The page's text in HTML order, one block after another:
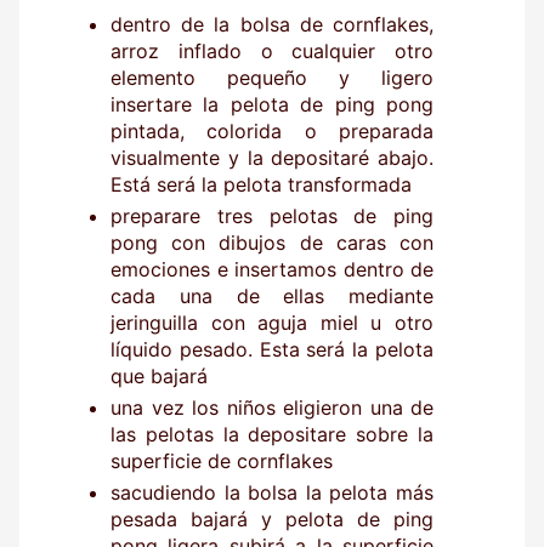
dentro de la bolsa de cornflakes,
arroz inflado o cualquier otro
elemento pequeño y ligero
insertare la pelota de ping pong
pintada, colorida o preparada
visualmente y la depositaré abajo.
Está será la pelota transformada
preparare tres pelotas de ping
pong con dibujos de caras con
emociones e insertamos dentro de
cada una de ellas mediante
jeringuilla con aguja miel u otro
líquido pesado. Esta será la pelota
que bajará
una vez los niños eligieron una de
las pelotas la depositare sobre la
superficie de cornflakes
sacudiendo la bolsa la pelota más
pesada bajará y pelota de ping